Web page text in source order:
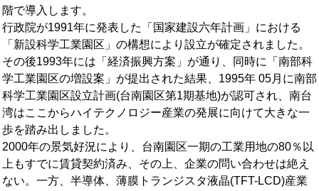
ブ
ッ
ク
階で導入します。
行政院が1991年に発表した「国家建設六年計画」における
「新設科学工業園区」の構想により設立が確定されました。
その後1993年には「経済振興方案」が通り、同時に「南部科
学工業園区の増設案」が提出された結果、1995年 05月に南部
科学工業園区設立計画(台南園区第1期基地)が認可され、南台
湾はここからハイテクノロジー産業の発展に向けて大きな一
歩を踏み出しました。
2000年の景気好況により、台南園区一期の工業用地の80％以
上もすでに賃貸契約済み、その上、企業の問い合わせは絶え
ない。一方、半導体、薄膜トランジスタ液晶(TFT-LCD)産業